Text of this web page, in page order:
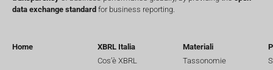
data exchange standard for business reporting.
Home
XBRL Italia
Cos’è XBRL
Materiali
Tassonomie